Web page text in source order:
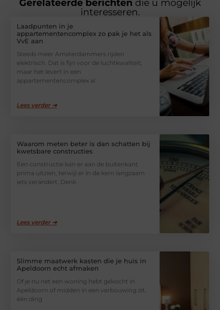
Gerelateerde berichten die u mogelijk
interesseren.
Laadpunten in je
appartementencomplex zo pak je het als
VvE aan
Steeds meer Amsterdammers rijden
elektrisch. Dat is fijn voor de luchtkwaliteit,
maar het levert in een
appartementencomplex al
Lees verder ➜
Waarom meten beter is dan schatten bij
kwetsbare constructies
Een constructie kan er aan de buitenkant
prima uitzien, terwijl er in de kern langzaam
iets verandert. Denk
Lees verder ➜
Slimme maatwerk kasten die je huis in
Apeldoorn echt afmaken
Of je nu net een woning hebt gekocht in
Apeldoorn of midden in een verbouwing zit,
één ding